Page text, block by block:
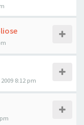
8:12 pm